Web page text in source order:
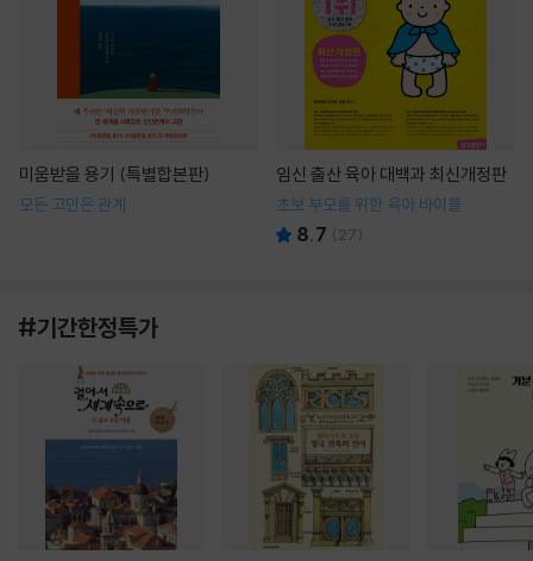
미움받을 용기 (특별합본판)
모든 고민은 관계
임신 출산 육아 대백과 최신개정판
초보 부모를 위한 육아 바이블
8.7 ( 27)
#기간한정특가